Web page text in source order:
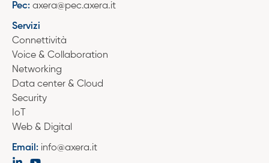
Pec: axera@pec.axera.it
Servizi
Connettività
Voice & Collaboration
Networking
Data center & Cloud
Security
IoT
Web & Digital
Email: info@axera.it